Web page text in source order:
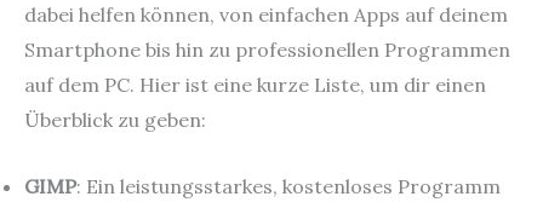
dabei helfen können, von einfachen Apps auf deinem
Smartphone bis hin zu professionellen Programmen
auf dem PC. Hier ist eine kurze Liste, um dir einen
Überblick zu geben:
GIMP: Ein leistungsstarkes, kostenloses Programm